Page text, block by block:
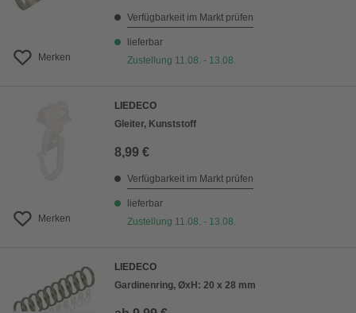
Merken
Verfügbarkeit im Markt prüfen
lieferbar
Zustellung 11.08. - 13.08.
Merken
LIEDECO
Gleiter, Kunststoff
8,99 €
Verfügbarkeit im Markt prüfen
lieferbar
Zustellung 11.08. - 13.08.
LIEDECO
Gardinenring, ØxH: 20 x 28 mm